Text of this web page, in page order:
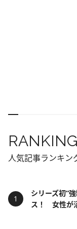
RANKING
人気記事ランキン
シリーズ初“
ス！ 女性が